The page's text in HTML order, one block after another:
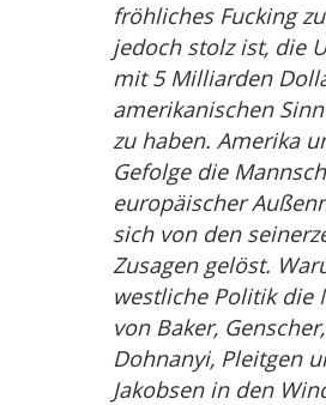
fröhliches Fucking
jedoch stolz ist, die
mit 5 Milliarden
amerikanischen
zu haben. Amerika
Gefolge die
europäischer
sich von den
Zusagen gelöst.
westliche Politik die
von Baker,
Dohnanyi, Pleitgen
Jakobsen in den